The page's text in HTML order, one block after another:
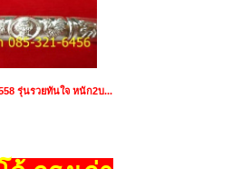
รุ่นรวยทันใจ หนัก2บ...